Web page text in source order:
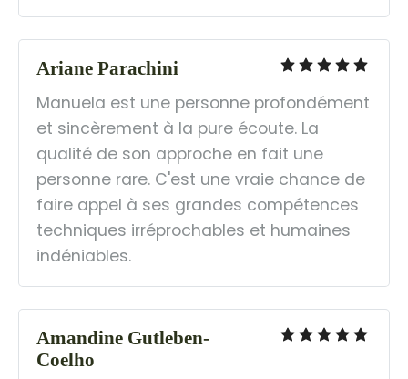
Ariane Parachini
Manuela est une personne profondément
et sincèrement à la pure écoute. La
qualité de son approche en fait une
personne rare. C'est une vraie chance de
faire appel à ses grandes compétences
techniques irréprochables et humaines
indéniables.
Amandine Gutleben-
Coelho